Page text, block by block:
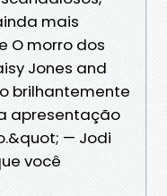
mais
O morro dos
Jones and
brilhantemente
apresentação
— Jodi
você